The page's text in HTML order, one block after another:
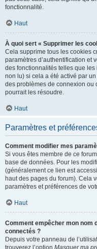
fonctionnalité.
Haut
À quoi sert « Supprimer les
Cela supprime tous les cookies
paramètres d’authentification et
des fonctionnalités telles que
non lu) si cela a été activé par
des problèmes de connexion ou
pourrait les résoudre.
Haut
Paramètres et
Comment modifier mes
Si vous êtes membre de ce
base de données. Pour les
(généralement ce lien est
haut des pages du forum). Cela
paramètres et préférences de
Haut
Comment empêcher mon nom
connectés ?
Depuis votre panneau de
trouverez l’option Masquer ma